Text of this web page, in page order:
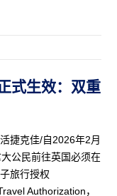
式生效：双重
捷克佳/自2026年2月
公民前往英国必须在
旅行授权
Authorization，